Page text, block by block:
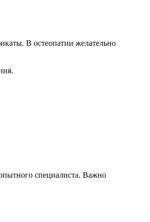
В остеопатии желательно
специалиста. Важно